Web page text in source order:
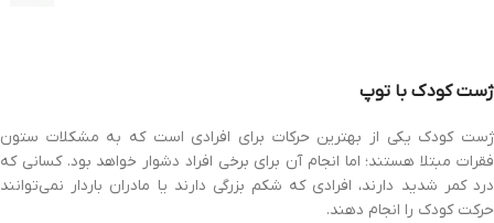
ژست کودک با توپ
ژست کودک یکی از بهترین حرکات برای افرادی است که به مشکلات ستون
فقرات مبتلا هستند؛ اما انجام آن برای برخی افراد دشوار خواهد بود. کسانی که
درد کمر شدید دارند، افرادی که شکم بزرگی دارند یا مادران باردار نمی‌توانند
حرکت کودک را انجام دهند.